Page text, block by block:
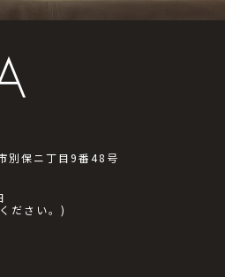
保ニ丁目9番48号
ださい。)